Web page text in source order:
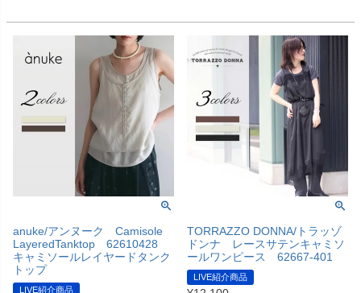
anuke/アンヌーク Camisole
LayeredTanktop 62610428
キャミソールレイヤードタンク
トップ
LIVE紹介商品
TORRAZZO DONNA/トラッゾ
ドンナ レースサテンキャミソ
ールワンピース 62667-401
LIVE紹介商品